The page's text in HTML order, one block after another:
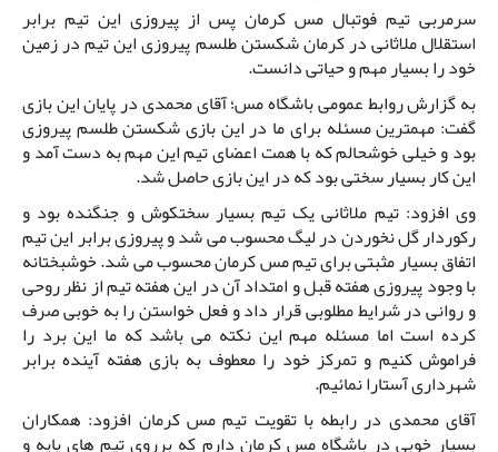
سرمربی تیم فوتبال مس کرمان پس از پیروزی این تیم برابر
استقلال ملاثانی در کرمان شکستن طلسم پیروزی این تیم در زمین
خود را بسیار مهم و حیاتی دانست.
به گزارش روابط عمومی باشگاه مس؛ آقای محمدی در پایان این بازی
گفت: مهمترین مسئله برای ما در این بازی شکستن طلسم پیروزی
بود و خیلی خوشحالم که با همت اعضای تیم این مهم به دست آمد و
این کار بسیار سختی بود که در این بازی حاصل شد.
وی افزود: تیم ملاثانی یک تیم بسیار سختکوش و جنگنده بود و
رکوردار گل نخوردن در لیگ محسوب می شد و پیروزی برابر این تیم
اتفاق بسیار مثبتی برای تیم مس کرمان محسوب می شد. خوشبختانه
با وجود پیروزی هفته قبل و امتداد آن در این هفته تیم از نظر روحی
و روانی در شرایط مطلوبی قرار داد و فعل خواستن را به خوبی صرف
کرده است اما مسئله مهم این نکته می باشد که ما این برد را
فراموش کنیم و تمرکز خود را معطوف به بازی هفته آینده برابر
شهرداری آستارا نمائیم.
آقای محمدی در رابطه با تقویت تیم مس کرمان افزود: همکاران
بسیار خوبی در باشگاه مس کرمان دارم که برروی تیم های پایه و